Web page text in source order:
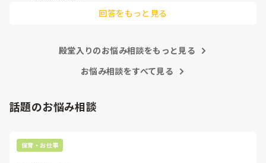
回答をもっと見る
殿堂入りのお悩み相談をもっと見る
お悩み相談をすべて見る
話題のお悩み相談
保育・お仕事